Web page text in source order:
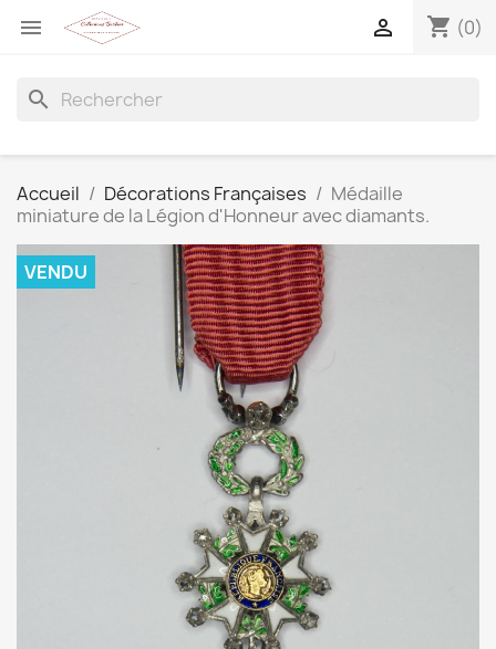
 shopping_cart (0)

search
Accueil Décorations Françaises
Médaille
miniature de la Légion d'Honneur avec diamants.
VENDU